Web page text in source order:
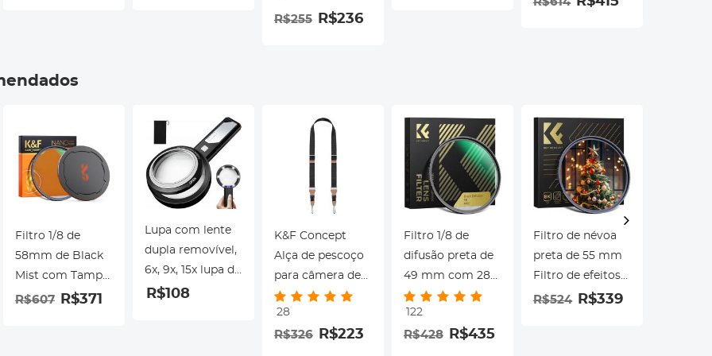
com parafuso
Mount com
design de verniz
R$255 R$236
NEX Sony A6000
A6400 A7II A5100
A7 A7RIII
Filtro 1/8 de
58mm de Black
Mist com Tampa
de Lente de
R$607 R$371
Lupa com lente
dupla removível,
6x, 9x, 15x lupa de
leitura iluminada,
R$108
K&F Concept
Alça de pescoço
para câmera de
32 mm com
liberação rápida
para fotógrafos,
28
R$326 R$223
Filtro 1/8 de
difusão preta de
49 mm com 28
revestimentos
multicamadas
hidrofóbico/resistente
122
R$428 R$435
Filtro de névoa
preta de 55 mm
Filtro de efeitos
especiais 1/4
R$524 R$339